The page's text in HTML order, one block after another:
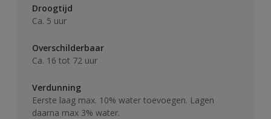
Droogtijd
Ca. 5 uur
Overschilderbaar
Ca. 16 tot 72 uur
Verdunning
Eerste laag max. 10% water toevoegen. Lagen
daarna max 3% water.